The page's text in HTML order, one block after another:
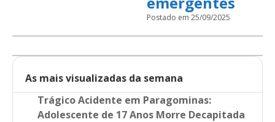
Postado em 25/09/2025
As mais visualizadas da semana
Trágico Acidente em Paragominas:
Adolescente de 17 Anos Morre Decapitada